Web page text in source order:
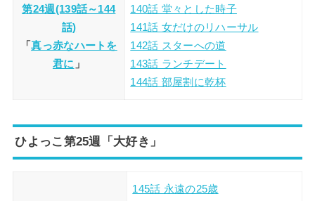
第24週(139話～144
話)
「真っ赤なハートを
君に 」
140話 堂々とした時子
141話 女だけのリハーサル
142話 スターへの道
143話 ランチデート
144話 部屋割に乾杯
ひよっこ第25週「大好き」
145話 永遠の25歳